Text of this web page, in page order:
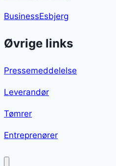
BusinessEsbjerg
Øvrige links
Pressemeddelelse
Leverandør
Tømrer
Entreprenører